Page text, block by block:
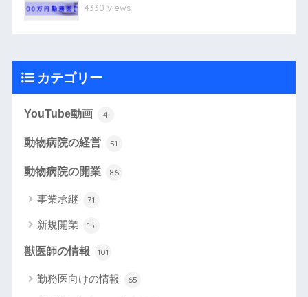
4330 views
カテゴリー
YouTube動画 4
動物病院の経営 51
動物病院の開業 86
事業承継 71
新規開業 15
獣医師の情報 101
勤務医向けの情報 65